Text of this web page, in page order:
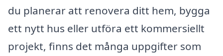
du planerar att renovera ditt hem, bygga
ett nytt hus eller utföra ett kommersiellt
projekt, finns det många uppgifter som